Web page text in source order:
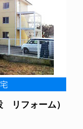
リフォーム）